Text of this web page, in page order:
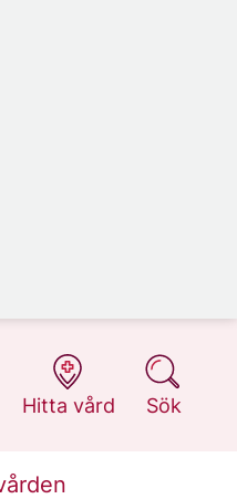
Hitta vård
på 1177.se
Sök
på 1177.se